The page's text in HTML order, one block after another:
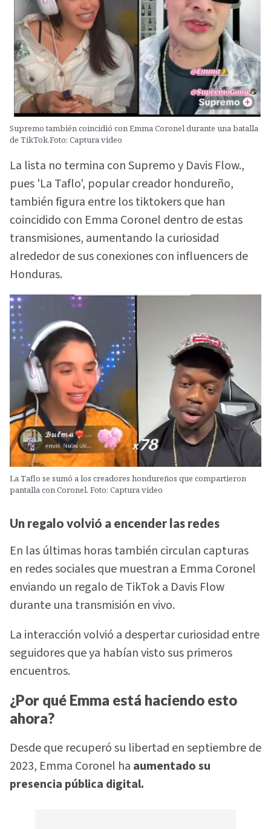
Supremo también coincidió con Emma Coronel durante una batalla
de TikTok.Foto: Captura video
La lista no termina con Supremo y Davis Flow.,
pues 'La Taflo', popular creador hondureño,
también figura entre los tiktokers que han
coincidido con Emma Coronel dentro de estas
transmisiones, aumentando la curiosidad
alrededor de sus conexiones con influencers de
Honduras.
La Taflo se sumó a los creadores hondureños que compartieron
pantalla con Coronel. Foto: Captura video
Un regalo volvió a encender las redes
En las últimas horas también circulan capturas
en redes sociales que muestran a Emma Coronel
enviando un regalo de TikTok a Davis Flow
durante una transmisión en vivo.
La interacción volvió a despertar curiosidad entre
seguidores que ya habían visto sus primeros
encuentros.
¿Por qué Emma está haciendo esto
ahora?
Desde que recuperó su libertad en septiembre de
2023, Emma Coronel ha aumentado su
presencia pública digital.